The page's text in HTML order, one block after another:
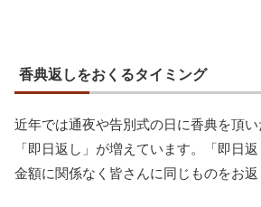
香典返しをおくるタイミング
近年では通夜や告別式の日に香典を頂
「即日返し」が増えています。「即日
金額に関係なく皆さんに同じものをお返